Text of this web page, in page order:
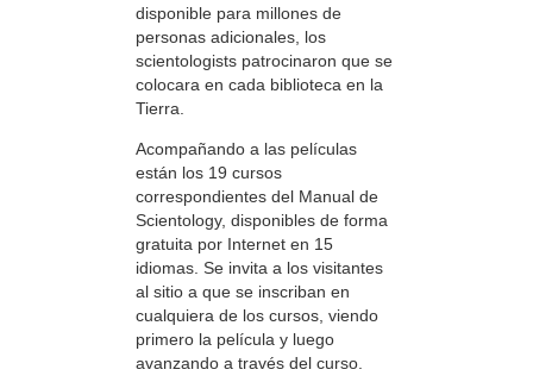
disponible para millones de
personas adicionales, los
scientologists patrocinaron que se
colocara en cada biblioteca en la
Tierra.
Acompañando a las películas
están los 19 cursos
correspondientes del Manual de
Scientology, disponibles de forma
gratuita por Internet en 15
idiomas. Se invita a los visitantes
al sitio a que se inscriban en
cualquiera de los cursos, viendo
primero la película y luego
avanzando a través del curso.